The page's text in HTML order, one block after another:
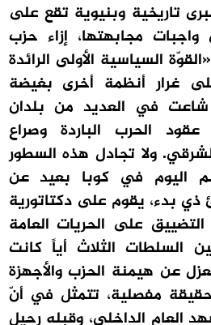
تاريخية وبنيوية تقع على
مجابهتها، إزاء حزب
السياسية الأولى الرائدة
غرار أنظمة أخرى بغيضة
شاعت في العديد من بلدان
عقود الحرب الباردة وصراع
ولا تجادل هذه السطور
اليوم في كوبا بعيد عن
ذي بدء، يقوم على دكتاتورية
على الحريات العامة
السلطات الثلاث أياً كانت
عن هيمنة الحزب والأجهزة
مفصلية، تتمثل في أنّ
العام الداخلي، وقبله رحيل